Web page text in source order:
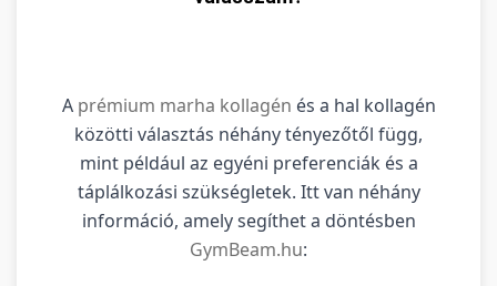
A prémium marha kollagén és a hal kollagén
közötti választás néhány tényezőtől függ,
mint például az egyéni preferenciák és a
táplálkozási szükségletek. Itt van néhány
információ, amely segíthet a döntésben
GymBeam.hu: